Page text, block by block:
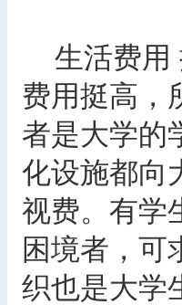
生活费用
费用挺高，
者是大学的
化设施都向
视费。有学
困境者，可
织也是大